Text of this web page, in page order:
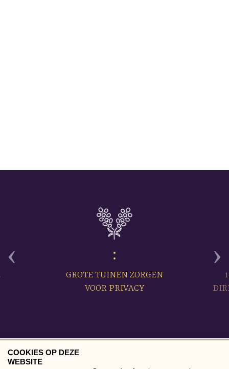
GROTE TUINEN ZORGEN
VOOR PRIVACY
‹ ›
COOKIES OP DEZE
WEBSITE